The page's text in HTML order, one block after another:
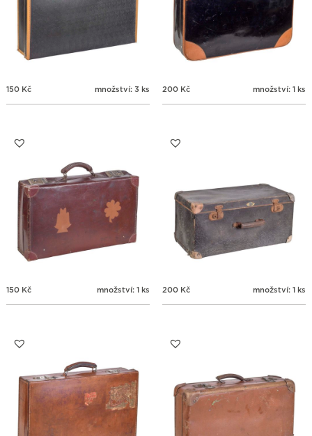
150 Kč množství: 3 ks 200 Kč množství: 1 ks
150 Kč množství: 1 ks 200 Kč množství: 1 ks